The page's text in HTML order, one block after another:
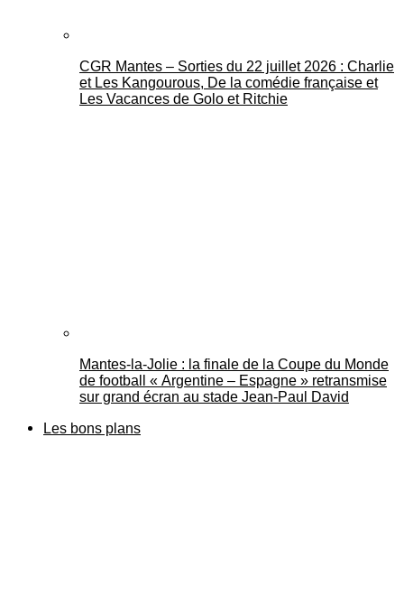
CGR Mantes – Sorties du 22 juillet 2026 : Charlie
et Les Kangourous, De la comédie française et
Les Vacances de Golo et Ritchie
Mantes-la-Jolie : la finale de la Coupe du Monde
de football « Argentine – Espagne » retransmise
sur grand écran au stade Jean-Paul David
Les bons plans